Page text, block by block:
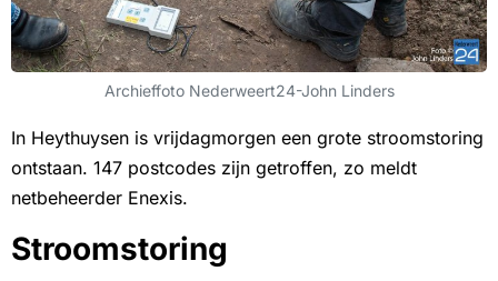
Archieffoto Nederweert24-John Linders
In Heythuysen is vrijdagmorgen een grote stroomstoring
ontstaan. 147 postcodes zijn getroffen, zo meldt
netbeheerder Enexis.
Stroomstoring